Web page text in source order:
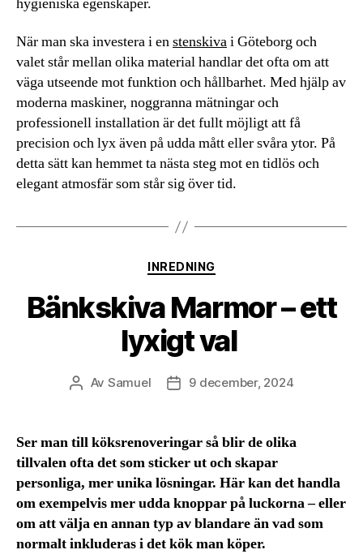
När man ska investera i enstenskivai Göteborg och
valet står mellan olika material handlar det ofta om att
väga utseende mot funktion och hållbarhet. Med hjälp av
moderna maskiner, noggranna mätningar och
professionell installation är det fullt möjligt att få
precision och lyx även på udda mått eller svåra ytor. På
detta sätt kan hemmet ta nästa steg mot en tidlös och
elegant atmosfär som står sig över tid.
Kategorier
INREDNING
Bänkskiva Marmor – ett
lyxigt val
Inläggsförfattare
Av Samuel Inläggsdatum
9 december, 2024
Ser man till köksrenoveringar så blir de olika
tillvalen ofta det som sticker ut och skapar
personliga, mer unika lösningar. Här kan det handla
om exempelvis mer udda knoppar på luckorna – eller
om att välja en annan typ av blandare än vad som
normalt inkluderas i det kök man köper.